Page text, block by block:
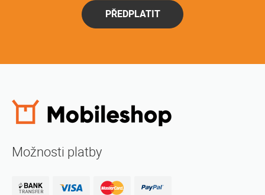
PŘEDPLATIT
Možnosti platby